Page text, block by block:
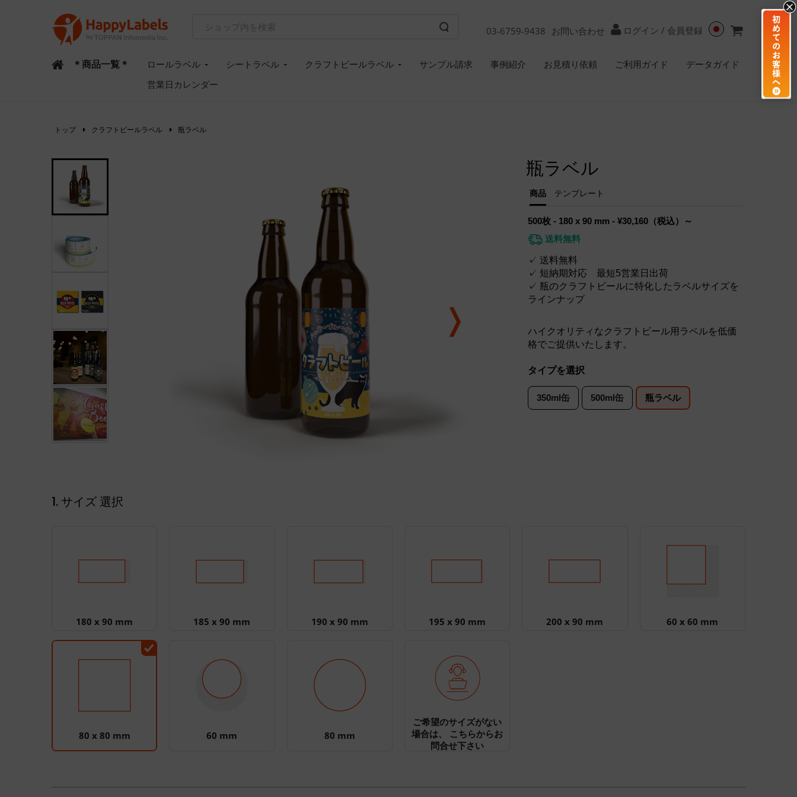
03-6759-9438 お問い合わせ ログイン / 会員登録
＊商品一覧＊ ロールラベル シートラベル クラフトビールラベル サンプル請求 事例紹介 お見積り依頼 ご利用ガイド
データガイド
営業日カレンダー
トップ クラフトビールラベル 瓶ラベル
瓶ラベル
商品 テンプレート
500枚 - 180 x 90 mm - ¥30,160（税込）～
送料無料
✓ 送料無料
✓ 短納期対応 最短5営業日出荷
✓ 瓶のクラフトビールに特化したラベルサイズを
ラインナップ
ハイクオリティなクラフトビール用ラベルを低価
格でご提供いたします。
タイプを選択
350ml缶 500ml缶 瓶ラベル
1. サイズ 選択
180 x 90 mm 185 x 90 mm 190 x 90 mm 195 x 90 mm 200 x 90 mm 60 x 60 mm
80 x 80 mm 60 mm 80 mm
ご希望のサイズがない
場合は、 こちらからお
問合せ下さい